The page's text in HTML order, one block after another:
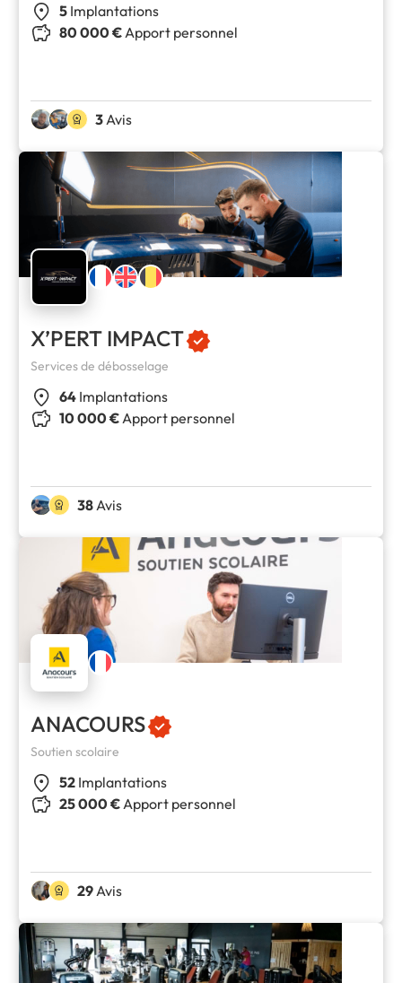
5 Implantations
80 000 €Apport personnel
3 Avis
X’PERT IMPACT
Services de débosselage
64 Implantations
10 000 €Apport personnel
38 Avis
ANACOURS
Soutien scolaire
52 Implantations
25 000 €Apport personnel
29 Avis